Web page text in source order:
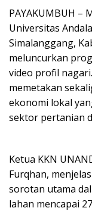
PAYAKUMBUH –
Universitas
Simalanggang,
meluncurkan
video profil
memetakan
ekonomi lokal
sektor pertanian
​Ketua KKN
Furqhan,
sorotan utama
lahan mencapai